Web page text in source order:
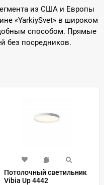
из США и Европы
«YarkiySvet» в широком
способом. Прямые
без посредников.
Потолочный светильник
Vibia Up 4442